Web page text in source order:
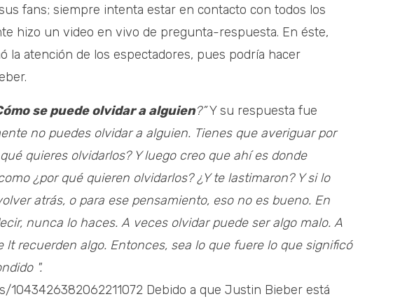
fans; siempre intenta estar en contacto con todos los
hizo un video en vivo de pregunta-respuesta. En éste,
la atención de los espectadores, pues podría hacer
se puede olvidar a alguien?”Y su respuesta fue
no puedes olvidar a alguien. Tienes que averiguar por
quieres olvidarlos? Y luego creo que ahí es donde
¿por qué quieren olvidarlos? ¿Y te lastimaron? Y si lo
atrás, o para ese pensamiento, eso no es bueno. En
nunca lo haces. A veces olvidar puede ser algo malo. A
lt recuerden algo. Entonces, sea lo que fuere lo que significó
".
Debido a que Justin Bieber está